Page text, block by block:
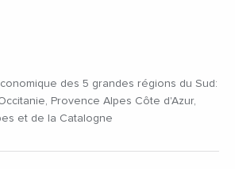
des 5 grandes régions du Sud:
Provence Alpes Côte d'Azur,
et de la Catalogne